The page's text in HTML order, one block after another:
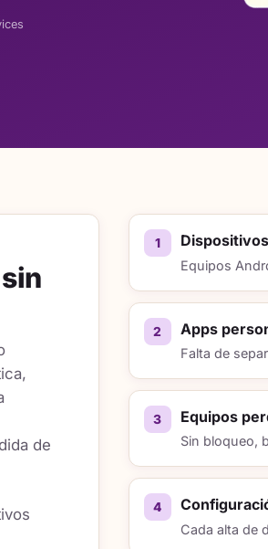
de
Equipos
Apps
Falta de
Equipos
Sin bloqueo,
Cada alta de